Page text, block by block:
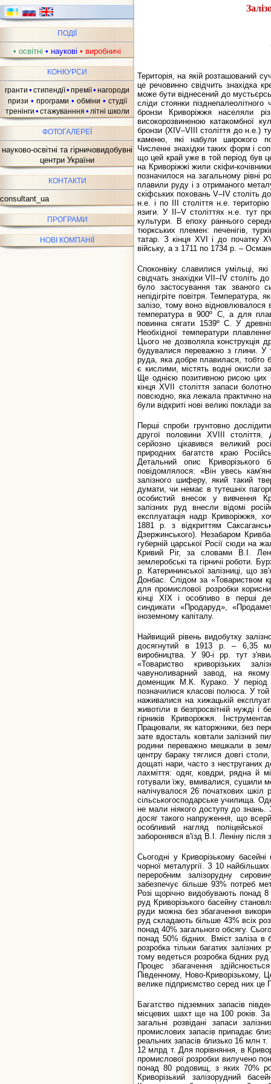
ПОДІЇ
• освітні • наукові • виробничі
КОНКУРСИ
гранти • стипендії• премії• нагороди
призи • програми • обміни • студії
тренінги • стажуванння • літні школи
ФОТОГАЛЕРЕЇ
науково-освітні та гірничовидобувні
центри України
КОНТАКТИ
consultant_ua
ПРОГРАМИ
НОВІ КОМПАНІЇ
Територія, на якій розташований
це речовинно свідчить знахідка
може бути віднесений до
сліди стоянки
бронзи Криворіжжя населяли
високорозвиненою катакомбної
бронзи (XIV–VIII століття до н.е.)
каменю, які набули широкого
Численні знахідки таких форм і
що цей край уже в той період був
на Криворіжжі жили скіфи-
позначилося на загальному рівні
плавили руду і з отриманого
скіфських поховань V–IV століть
н.е. і по III століття н.е.
язиги. У II–V століттях н.е. тут
культури. В епоху раннього
тюркських племен: печенігів,
татар. З кінця XVI і до початку
війську, а з 1711 по 1734 р. –
Споконвіку славилися умільці,
свідчать знахідки VII–IV століть
було застосування так званого
непідігріте повітря. Температура,
залізо, тому воно відновлювалося
температура в 900º С, а для
повинна сягати 1539º С. У
Необхідної температури
Цього не дозволяла конструкція
будувалися переважно з глини. У
руда, яка добре плавилася, тобто
є кислими, містять водні окисли
Ще однією позитивною рисою цих
кінця XVII століття запаси
повсюдно, яка лежала практично на
були відкриті нові великі поклади
Перші спроби грунтовно
другої половини XVIII
серйозно цікавився великий
природних багатств краю
Детальний опис
повідомлялося: «Він увесь
залізного шиферу, який такий
думати, чи немає в тутешніх
особистий внесок у вивчення
залізних руд внесли відомі
експлуатація надр Криворіжжя,
1881 р. з відкриттям
Дзержинського). Незабаром
губерній царської Росії сюди на
Кривий Ріг, за словами В.І.
землеробські та гірничі роботи.
р. Катерининської залізниці, що
Донбас. Слідом за «Товариством
для промислової розробки
кінці XIX і особливо в перші
синдикати «Продаруд»,
іноземному капіталу.
Найвищий рівень видобутку
досягнутий в 1913 р. – 6,35
виробництва. У 90-і рр. тут
«Товариство криворізьких
чавуноливарний завод, на
доменщик М.К. Курако. У період
позначилися класові полюса. У той
наживалися на хижацькій
животіли в безпросвітній нужді і
гірників Криворіжжя.
Працювали, як каторжники, без
зате вдосталь ковтали залізний
родини переважно мешкали в
центру бараку тяглися довгі
дощаті нари, часто з неструганих
лахміття: одяг, ковдри, рядна й
готували їжу, вмивалися, сушили
налічувалося 26 початкових шкіл
сільськогосподарське училища.
не мали ніякого доступу до знань.
досяг такого напруження, що
особливий нагляд
заборонявся в'їзд В.І. Леніну після
Сьогодні у Криворізькому
чорної металургії. З 10
переробним залізорудну
забезпечує більше 93% потреб
Розі щорічно видобувають понад
руд Криворізького басейну
руди можна без збагачення
руд складають більше 43% всіх
понад 40% загального обсягу.
понад 50% бідних. Вміст заліза
розробка тільки багатих
тому ведеться розробка бідних руд
Процес збагачення
Південному, Ново-Криворізькому,
велике підприємство серед них це
Багатство підземних запасів
місцевих шахт ще на 100 років. За
загальні розвідані запаси
промислових запасів припадає
реальних запасів близько 16 млн
12 млрд т. Для порівняння, в
промислової розробки вилучено
понад 80 родовищ, з яких 70%
Криворізький залізорудний